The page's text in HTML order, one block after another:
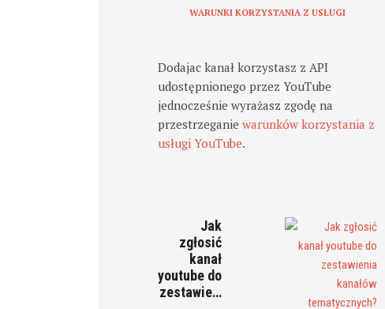
WARUNKI KORZYSTANIA Z USŁUGI
Dodajac kanał korzystasz z API
udostępnionego przez YouTube
jednocześnie wyrażasz zgodę na
przestrzeganiewarunków korzystania z
usługi YouTube.
Jak
zgłosić
kanał
youtube do
zestawie…